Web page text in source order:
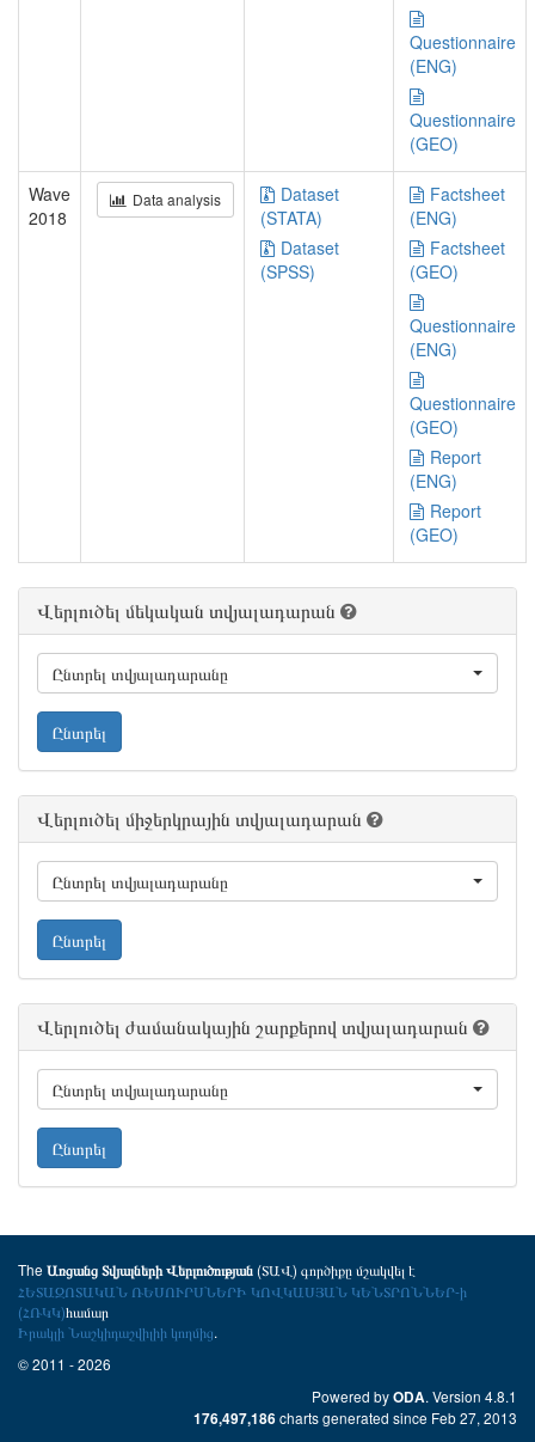
Questionnaire
(ENG)
Questionnaire
(GEO)
Wave
2018
Data analysis
Dataset
(STATA)
Dataset
(SPSS)
Factsheet
(ENG)
Factsheet
(GEO)
Questionnaire
(ENG)
Questionnaire
(GEO)
Report
(ENG)
Report
(GEO)
Վերլուծել մեկական տվյալադարան
Ընտրել տվյալադարանը
Ընտրել
Վերլուծել միջերկրային տվյալադարան
Ընտրել տվյալադարանը
Ընտրել
Վերլուծել ժամանակային շարքերով տվյալադարան
Ընտրել տվյալադարանը
Ընտրել
The Առցանց Տվյալների Վերլուծության(ՏԱՎ) գործիքը մշակվել է
ՀԵՏԱԶՈՏԱԿԱՆ ՌԵՍՈՒՐՍՆԵՐԻ ԿՈՎԿԱՍՅԱՆ ԿԵՆՏՐՈՆՆԵՐ-ի
(ՀՌԿԿ)համար
Իրակլի Նաշկիդաշվիլիի կողմից.
© 2011 - 2026
Powered byODA. Version 4.8.1
176,497,186charts generated since Feb 27, 2013